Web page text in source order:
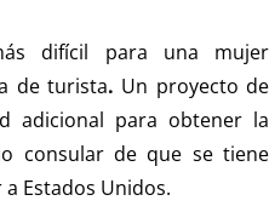
difícil para una mujer
de turista. Un proyecto de
adicional para obtener la
consular de que se tiene
Estados Unidos.